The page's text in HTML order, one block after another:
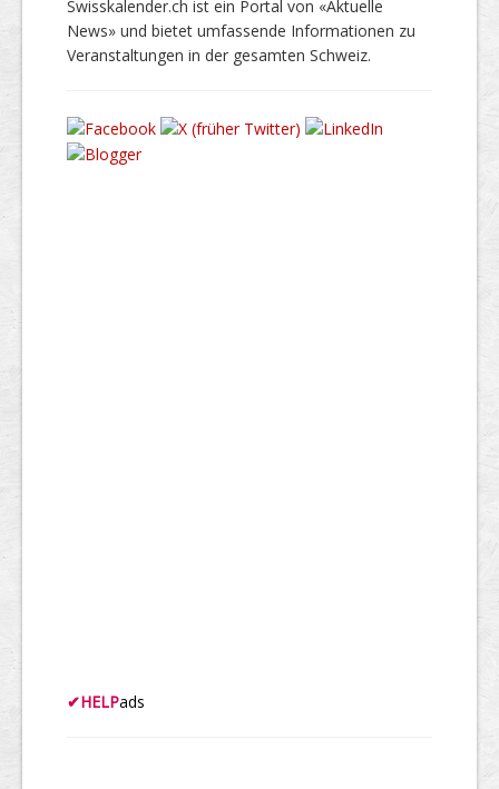
Swisskalender.ch ist ein Portal von «Aktuelle
News» und bietet umfassende Informationen zu
Veranstaltungen in der gesamten Schweiz.
✔HELPads